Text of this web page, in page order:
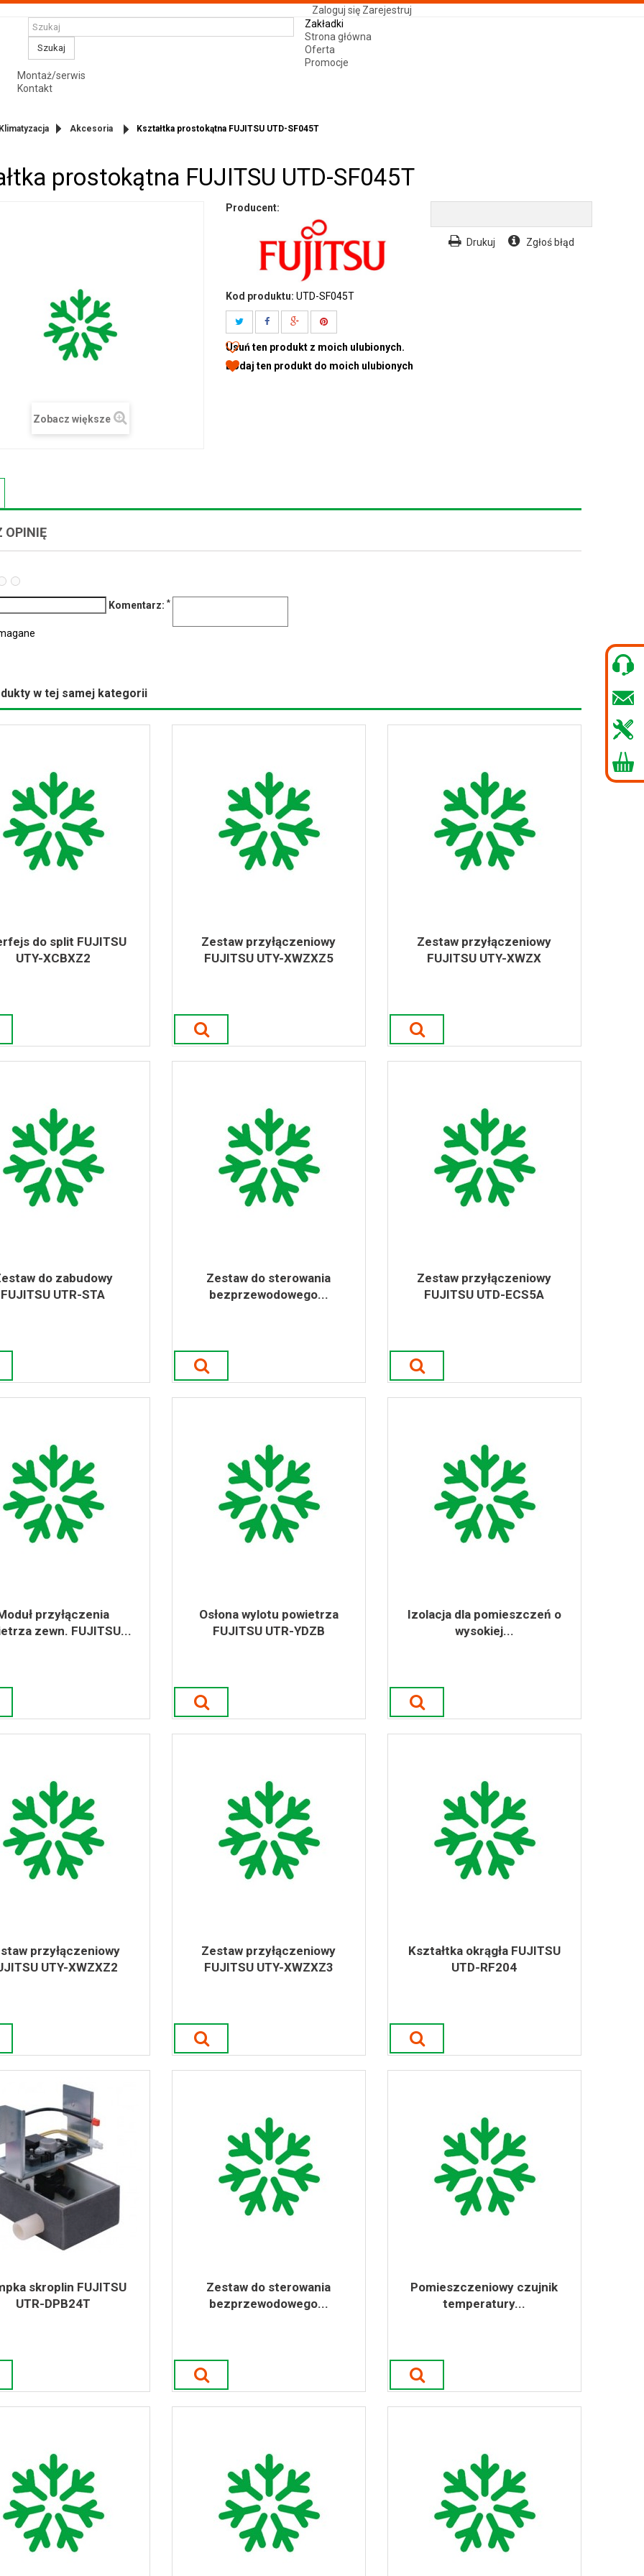
Zaloguj się Zarejestruj
Szukaj
Zakładki
Strona główna
Oferta
Promocje
Montaż/serwis
Kontakt
Akcesoria Kształtka prostokątna FUJITSU UTD-SF045T
prostokątna FUJITSU UTD-SF045T
Zobacz większe
Producent:
Kod produktu: UTD-SF045T
Usuń ten produkt z moich ulubionych.
Dodaj ten produkt do moich ulubionych
Drukuj Zgłoś błąd
OPINIĘ
Komentarz: *
w tej samej kategorii
do split FUJITSU
UTY-XCBXZ2
Zestaw przyłączeniowy
FUJITSU UTY-XWZXZ5
Zestaw przyłączeniowy
FUJITSU UTY-XWZX
do zabudowy
FUJITSU UTR-STA
Zestaw do sterowania
bezprzewodowego...
Zestaw przyłączeniowy
FUJITSU UTD-ECS5A
przyłączenia
zewn. FUJITSU...
Osłona wylotu powietrza
FUJITSU UTR-YDZB
Izolacja dla pomieszczeń o
wysokiej...
przyłączeniowy
UTY-XWZXZ2
Zestaw przyłączeniowy
FUJITSU UTY-XWZXZ3
Kształtka okrągła FUJITSU
UTD-RF204
skroplin FUJITSU
UTR-DPB24T
Zestaw do sterowania
bezprzewodowego...
Pomieszczeniowy czujnik
temperatury...